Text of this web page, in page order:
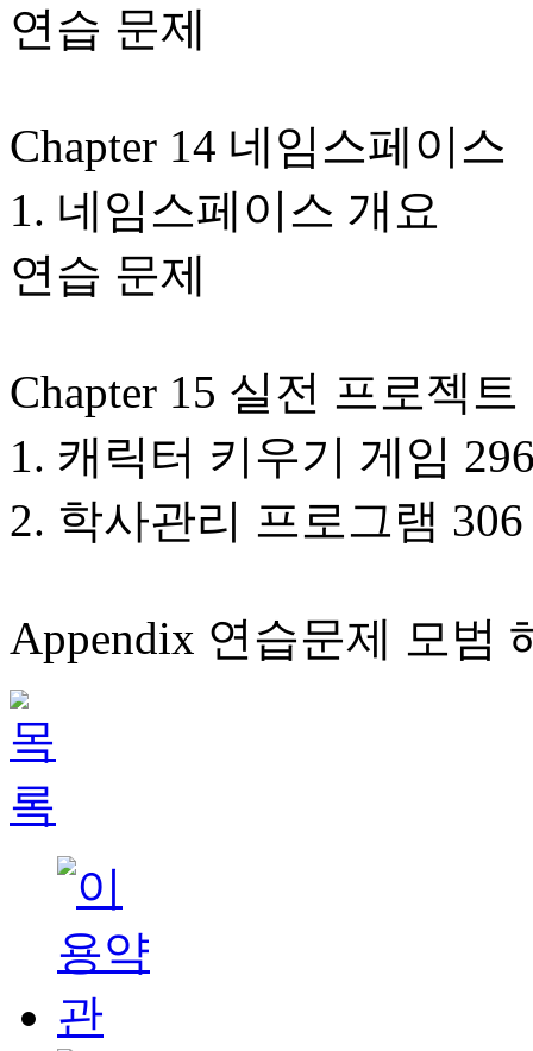
연습 문제
Chapter 14 네임스페이스
1. 네임스페이스 개요
연습 문제
Chapter 15 실전 프로젝
1. 캐릭터 키우기 게임
2. 학사관리 프로그램 306
Appendix 연습문제 모범